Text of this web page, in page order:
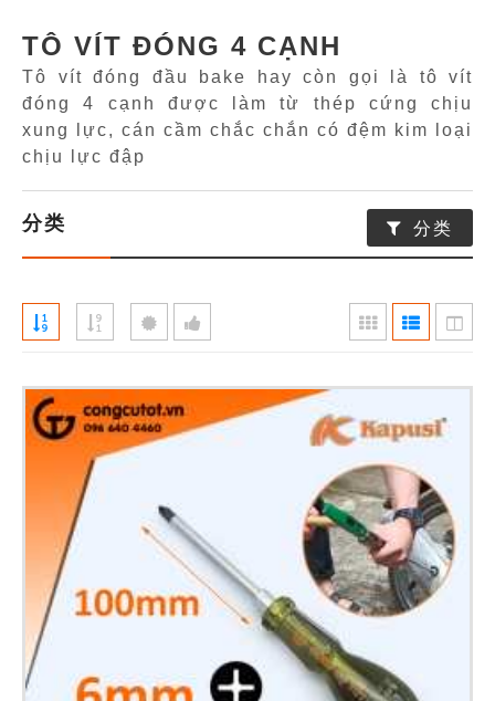
TÔ VÍT ĐÓNG 4 CẠNH
Tô vít đóng đầu bake hay còn gọi là tô vít
đóng 4 cạnh được làm từ thép cứng chịu
xung lực, cán cầm chắc chắn có đệm kim loại
chịu lực đập
分类 分类